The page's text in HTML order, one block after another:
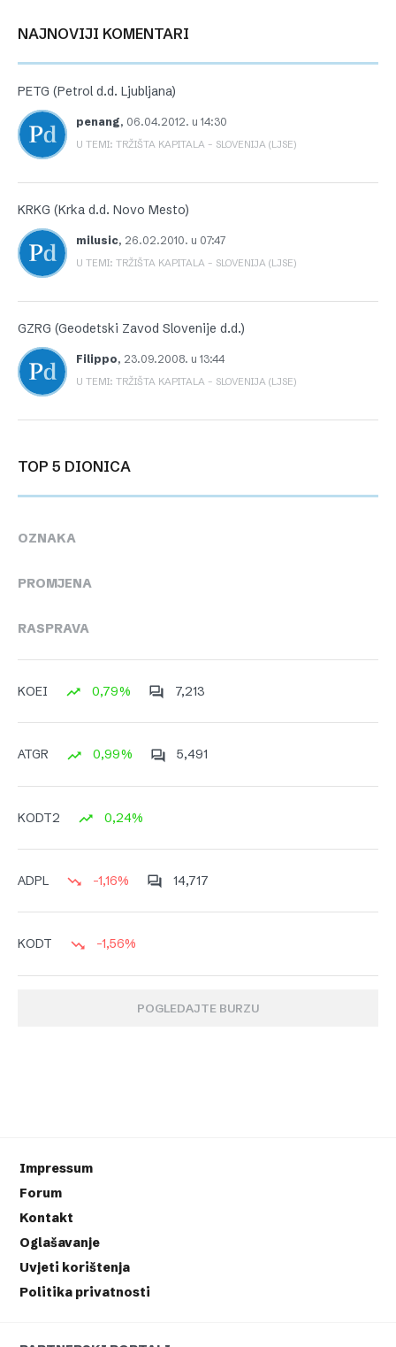
NAJNOVIJI KOMENTARI
PETG (Petrol d.d. Ljubljana)
penang, 06.04.2012. u 14:30
U TEMI: TRŽIŠTA KAPITALA – SLOVENIJA (LJSE)
KRKG (Krka d.d. Novo Mesto)
milusic, 26.02.2010. u 07:47
U TEMI: TRŽIŠTA KAPITALA – SLOVENIJA (LJSE)
GZRG (Geodetski Zavod Slovenije d.d.)
Filippo, 23.09.2008. u 13:44
U TEMI: TRŽIŠTA KAPITALA – SLOVENIJA (LJSE)
TOP 5 DIONICA
OZNAKA
PROMJENA
RASPRAVA
KOEI 0,79% 7,213
ATGR 0,99% 5,491
KODT2 0,24%
ADPL -1,16% 14,717
KODT -1,56%
POGLEDAJTE BURZU
Impressum
Forum
Kontakt
Oglašavanje
Uvjeti korištenja
Politika privatnosti